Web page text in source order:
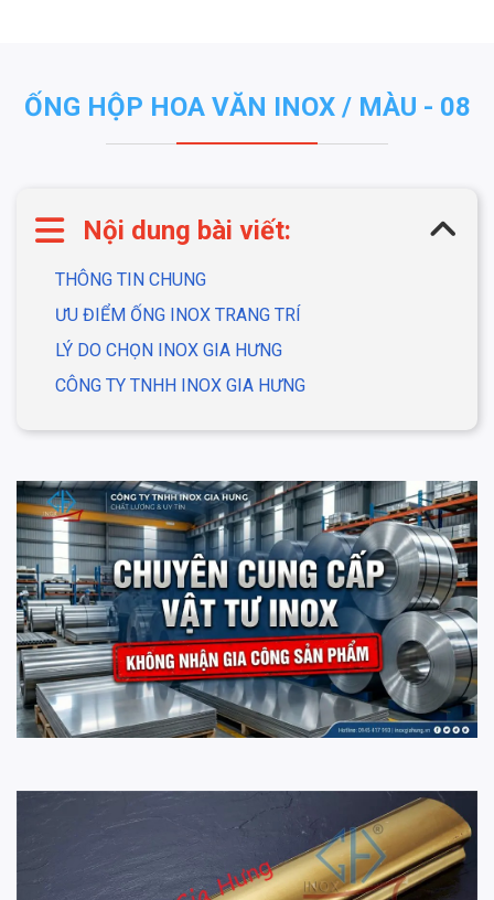
ỐNG HỘP HOA VĂN INOX / MÀU - 08
Nội dung bài viết:
THÔNG TIN CHUNG
ƯU ĐIỂM ỐNG INOX TRANG TRÍ
LÝ DO CHỌN INOX GIA HƯNG
CÔNG TY TNHH INOX GIA HƯNG